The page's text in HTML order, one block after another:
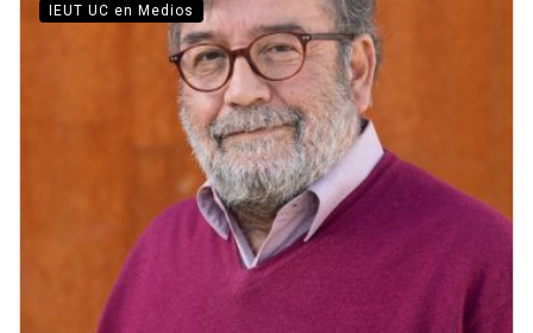
IEUT UC en Medios